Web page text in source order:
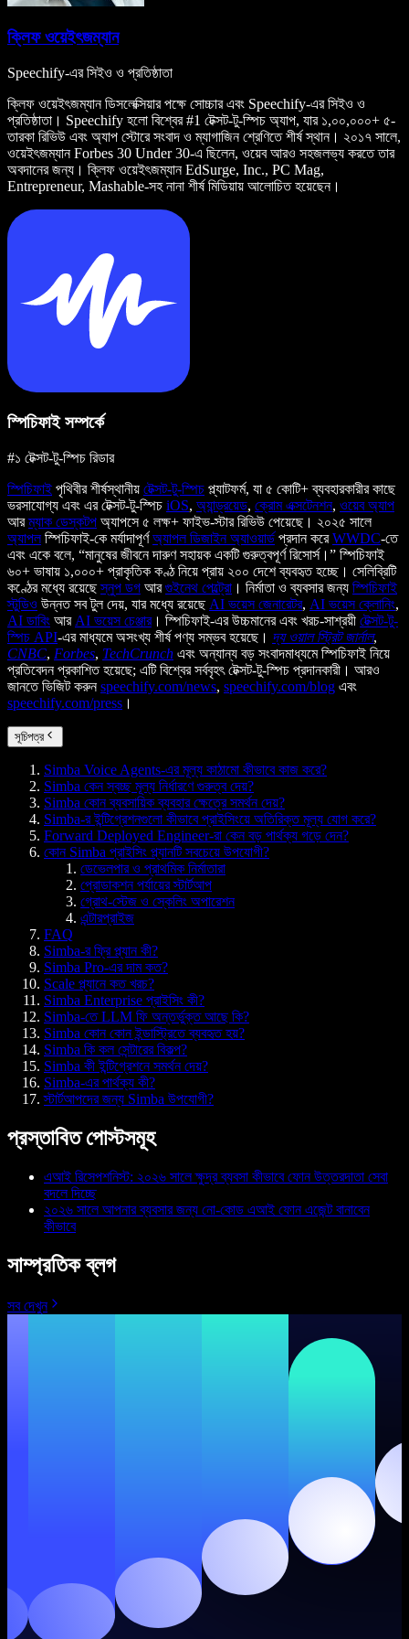
ক্লিফ ওয়েইৎজম্যান
Speechify-এর সিইও ও প্রতিষ্ঠাতা
ক্লিফ ওয়েইৎজম্যান ডিসলেক্সিয়ার পক্ষে সোচ্চার এবং Speechify-এর সিইও ও
প্রতিষ্ঠাতা। Speechify হলো বিশ্বের #1 টেক্সট-টু-স্পিচ অ্যাপ, যার ১,০০,০০০+ ৫-
তারকা রিভিউ এবং অ্যাপ স্টোরে সংবাদ ও ম্যাগাজিন শ্রেণিতে শীর্ষ স্থান। ২০১৭ সালে,
ওয়েইৎজম্যান Forbes 30 Under 30-এ ছিলেন, ওয়েব আরও সহজলভ্য করতে তার
অবদানের জন্য। ক্লিফ ওয়েইৎজম্যান EdSurge, Inc., PC Mag,
Entrepreneur, Mashable-সহ নানা শীর্ষ মিডিয়ায় আলোচিত হয়েছেন।
স্পিচিফাই সম্পর্কে
#১ টেক্সট-টু-স্পিচ রিডার
স্পিচিফাই পৃথিবীর শীর্ষস্থানীয় টেক্সট-টু-স্পিচ প্ল্যাটফর্ম, যা ৫ কোটি+ ব্যবহারকারীর কাছে
ভরসাযোগ্য এবং এর টেক্সট-টু-স্পিচ iOS, অ্যান্ড্রয়েড, ক্রোম এক্সটেনশন, ওয়েব অ্যাপ
আরম্যাক ডেস্কটপ অ্যাপসে ৫ লক্ষ+ ফাইভ-স্টার রিভিউ পেয়েছে। ২০২৫ সালে
অ্যাপলস্পিচিফাই-কে মর্যাদাপূর্ণঅ্যাপল ডিজাইন অ্যাওয়ার্ড প্রদান করেWWDC-তে
এবং একে বলে, “মানুষের জীবনে দারুণ সহায়ক একটি গুরুত্বপূর্ণ রিসোর্স।” স্পিচিফাই
৬০+ ভাষায় ১,০০০+ প্রাকৃতিক কণ্ঠ নিয়ে প্রায় ২০০ দেশে ব্যবহৃত হচ্ছে। সেলিব্রিটি
কণ্ঠের মধ্যে রয়েছেস্নুপ ডগ আরগুইনেথ পেল্ট্রো । নির্মাতা ও ব্যবসার জন্য স্পিচিফাই
স্টুডিও উন্নত সব টুল দেয়, যার মধ্যে রয়েছে AI ভয়েস জেনারেটর, AI ভয়েস ক্লোনিং,
AI ডাবিং আর AI ভয়েস চেঞ্জার। স্পিচিফাই-এর উচ্চমানের এবং খরচ-সাশ্রয়ী টেক্সট-টু-
স্পিচ API-এর মাধ্যমে অসংখ্য শীর্ষ পণ্য সম্ভব হয়েছে। দ্য ওয়াল স্ট্রিট জার্নাল,
CNBC, Forbes, TechCrunch এবং অন্যান্য বড় সংবাদমাধ্যমে স্পিচিফাই নিয়ে
প্রতিবেদন প্রকাশিত হয়েছে; এটি বিশ্বের সর্ববৃহৎ টেক্সট-টু-স্পিচ প্রদানকারী। আরও
জানতে ভিজিট করুনspeechify.com/news, speechify.com/blog এবং
speechify.com/press ।
সূচিপত্র
Simba Voice Agents-এর মূল্য কাঠামো কীভাবে কাজ করে?
Simba কেন স্বচ্ছ মূল্য নির্ধারণে গুরুত্ব দেয়?
Simba কোন ব্যবসায়িক ব্যবহার ক্ষেত্রে সমর্থন দেয়?
Simba-র ইন্টিগ্রেশনগুলো কীভাবে প্রাইসিংয়ে অতিরিক্ত মূল্য যোগ করে?
Forward Deployed Engineer-রা কেন বড় পার্থক্য গড়ে দেন?
কোন Simba প্রাইসিং প্ল্যানটি সবচেয়ে উপযোগী?
ডেভেলপার ও প্রাথমিক নির্মাতারা
প্রোডাকশন পর্যায়ের স্টার্টআপ
গ্রোথ-স্টেজ ও স্কেলিং অপারেশন
এন্টারপ্রাইজ
FAQ
Simba-র ফ্রি প্ল্যান কী?
Simba Pro-এর দাম কত?
Scale প্ল্যানে কত খরচ?
Simba Enterprise প্রাইসিং কী?
Simba-তে LLM ফি অন্তর্ভুক্ত আছে কি?
Simba কোন কোন ইন্ডাস্ট্রিতে ব্যবহৃত হয়?
Simba কি কল সেন্টারের বিকল্প?
Simba কী ইন্টিগ্রেশনে সমর্থন দেয়?
Simba-এর পার্থক্য কী?
স্টার্টআপদের জন্য Simba উপযোগী?
প্রস্তাবিত পোস্টসমূহ
এআই রিসেপশনিস্ট: ২০২৬ সালে ক্ষুদ্র ব্যবসা কীভাবে ফোন উত্তরদাতা সেবা
বদলে দিচ্ছে
২০২৬ সালে আপনার ব্যবসার জন্য নো-কোড এআই ফোন এজেন্ট বানাবেন
কীভাবে
সাম্প্রতিক ব্লগ
সব দেখুন